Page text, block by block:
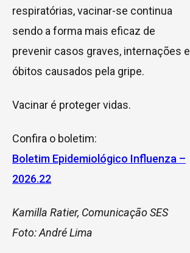
respiratórias, vacinar-se continua
sendo a forma mais eficaz de
prevenir casos graves, internações e
óbitos causados pela gripe.
Vacinar é proteger vidas.
Confira o boletim:
Boletim Epidemiológico Influenza –
2026.22
Kamilla Ratier, Comunicação SES
Foto: André Lima